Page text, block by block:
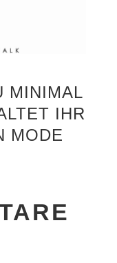
MINIMAL
IHR
MODE